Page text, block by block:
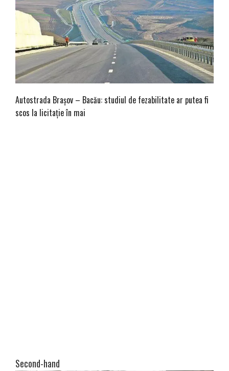
Autostrada Braşov – Bacău: studiul de fezabilitate ar putea fi
scos la licitaţie în mai
Second-hand